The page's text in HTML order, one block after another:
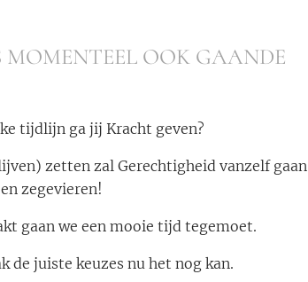
OOK GAANDE
tijdlijn ga jij Kracht geven?
zetten zal Gerechtigheid vanzelf gaan
zegevieren!
gaan we een mooie tijd tegemoet.
de juiste keuzes nu het nog kan.